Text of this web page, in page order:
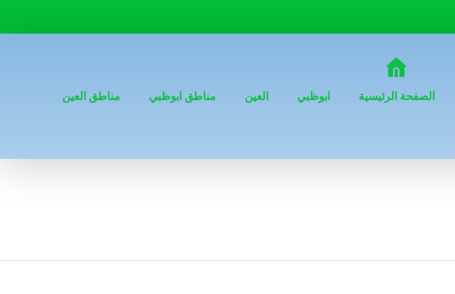
الصفحة الرئيسية ابوظبي العين مناطق ابوظبي مناطق العين